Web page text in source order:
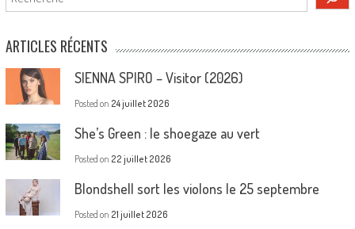
ARTICLES RÉCENTS
SIENNA SPIRO – Visitor (2026)
Posted on 24 juillet 2026
She’s Green : le shoegaze au vert
Posted on 22 juillet 2026
Blondshell sort les violons le 25 septembre
Posted on 21 juillet 2026